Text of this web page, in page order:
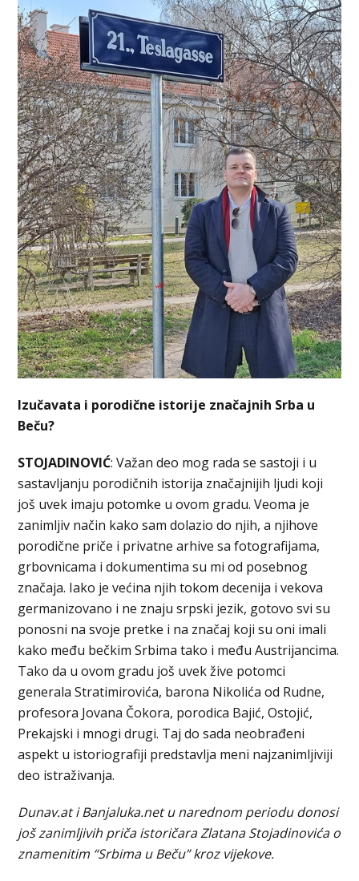
Izučavata i porodične istorije značajnih Srba u
Beču?
STOJADINOVIĆ: Važan deo mog rada se sastoji i u
sastavljanju porodičnih istorija značajnijih ljudi koji
još uvek imaju potomke u ovom gradu. Veoma je
zanimljiv način kako sam dolazio do njih, a njihove
porodične priče i privatne arhive sa fotografijama,
grbovnicama i dokumentima su mi od posebnog
značaja. Iako je većina njih tokom decenija i vekova
germanizovano i ne znaju srpski jezik, gotovo svi su
ponosni na svoje pretke i na značaj koji su oni imali
kako među bečkim Srbima tako i među Austrijancima.
Tako da u ovom gradu još uvek žive potomci
generala Stratimirovića, barona Nikolića od Rudne,
profesora Jovana Čokora, porodica Bajić, Ostojić,
Prekajski i mnogi drugi. Taj do sada neobrađeni
aspekt u istoriografiji predstavlja meni najzanimljiviji
deo istraživanja.
Dunav.at i Banjaluka.net u narednom periodu donosi
još zanimljivih priča istoričara Zlatana Stojadinovića o
znamenitim “Srbima u Beču” kroz vijekove.